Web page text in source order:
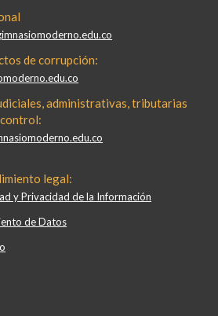
de corrupción:
administrativas, tributarias
legal:
y Privacidad de la Información
de Datos